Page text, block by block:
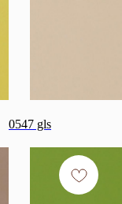
0547 gls